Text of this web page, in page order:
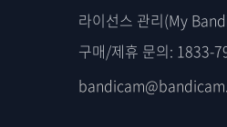
라이선스 관리(My
구매/제휴 문의: 1833-